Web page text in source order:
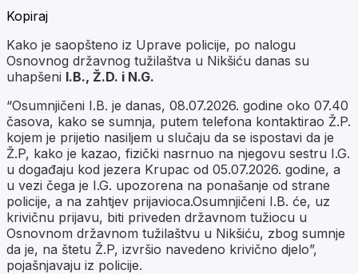
Kopiraj
Kako je saopšteno iz Uprave policije, po nalogu
Osnovnog državnog tužilaštva u Nikšiću danas su
uhapšeni I.B., Ž.D. i N.G.
“Osumnjičeni I.B. je danas, 08.07.2026. godine oko 07.40
časova, kako se sumnja, putem telefona kontaktirao Ž.P.
kojem je prijetio nasiljem u slučaju da se ispostavi da je
Ž.P, kako je kazao, fizički nasrnuo na njegovu sestru I.G.
u događaju kod jezera Krupac od 05.07.2026. godine, a
u vezi čega je I.G. upozorena na ponašanje od strane
policije, a na zahtjev prijavioca.Osumnjičeni I.B. će, uz
krivičnu prijavu, biti priveden državnom tužiocu u
Osnovnom državnom tužilaštvu u Nikšiću, zbog sumnje
da je, na štetu Ž.P, izvršio navedeno krivično djelo”,
pojašnjavaju iz policije.